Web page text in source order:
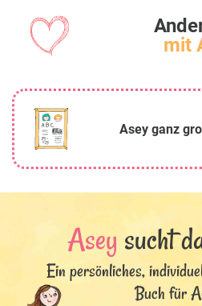
mit
Asey ganz
Asey sucht
Ein persönliches,
Buch für